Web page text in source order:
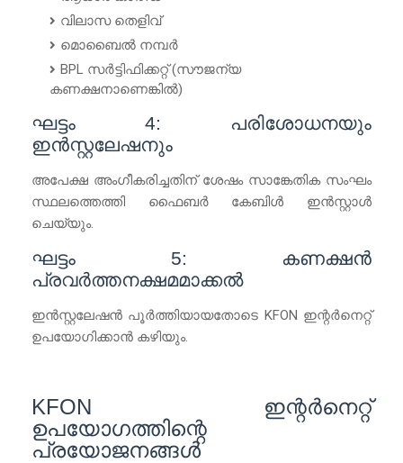
വിലാസ തെളിവ്
മൊബൈൽ നമ്പർ
BPL സർട്ടിഫിക്കറ്റ് (സൗജന്യ
കണക്ഷനാണെങ്കിൽ)
ഘട്ടം 4: പരിശോധനയും
ഇൻസ്റ്റലേഷനും
അപേക്ഷ അംഗീകരിച്ചതിന് ശേഷം സാങ്കേതിക സംഘം
സ്ഥലത്തെത്തി ഫൈബർ കേബിൾ ഇൻസ്റ്റാൾ
ചെയ്യും.
ഘട്ടം 5: കണക്ഷൻ
പ്രവർത്തനക്ഷമമാക്കൽ
ഇൻസ്റ്റലേഷൻ പൂർത്തിയായതോടെ KFON ഇന്റർനെറ്റ്
ഉപയോഗിക്കാൻ കഴിയും.
KFON ഇന്റർനെറ്റ്
ഉപയോഗത്തിന്റെ
പ്രയോജനങ്ങൾ